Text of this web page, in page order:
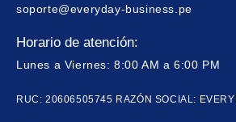
soporte@everyday-business.pe
Horario de atención:
Lunes a Viernes: 8:00 AM a 6:00 PM
RUC: 20606505745 RAZÓN SOCIAL: